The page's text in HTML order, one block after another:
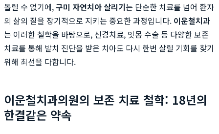
돌릴 수 없기에,구미 자연치아 살리기는 단순한 치료를 넘어 환자
의 삶의 질을 장기적으로 지키는 중요한 과정입니다. 이운철치과
는 이러한 철학을 바탕으로, 신경치료, 잇몸 수술 등 다양한 보존
치료를 통해 발치 진단을 받은 치아도 다시 한번 살릴 기회를 찾기
위해 최선을 다합니다.
이운철치과의원의 보존 치료 철학: 18년의
한결같은 약속